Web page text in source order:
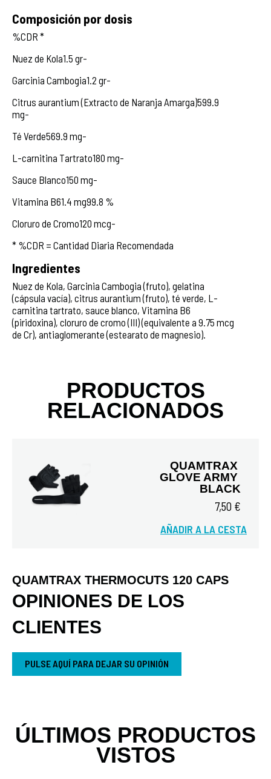
Composición por dosis
%CDR *
Nuez de Kola1.5 gr-
Garcinia Cambogia1.2 gr-
Citrus aurantium (Extracto de Naranja Amarga)599.9
mg-
Té Verde569.9 mg-
L-carnitina Tartrato180 mg-
Sauce Blanco150 mg-
Vitamina B61.4 mg99.8 %
Cloruro de Cromo120 mcg-
* %CDR = Cantidad Diaria Recomendada
Ingredientes
Nuez de Kola, Garcinia Cambogia (fruto), gelatina
(cápsula vacía), citrus aurantium (fruto), té verde, L-
carnitina tartrato, sauce blanco, Vitamina B6
(piridoxina), cloruro de cromo (III) (equivalente a 9.75 mcg
de Cr), antiaglomerante (estearato de magnesio).
PRODUCTOS
RELACIONADOS
QUAMTRAX
GLOVE ARMY
BLACK
7,50 €
AÑADIR A LA CESTA
QUAMTRAX THERMOCUTS 120 CAPS
OPINIONES DE LOS
CLIENTES
PULSE AQUÍ PARA DEJAR SU OPINIÓN
ÚLTIMOS PRODUCTOS
VISTOS